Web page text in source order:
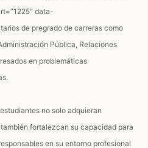
data-
de pregrado de carreras como
Pública, Relaciones
en problemáticas
no solo adquieran
fortalezcan su capacidad para
en su entorno profesional